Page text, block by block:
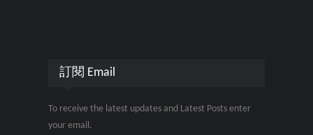
訂閱 Email
To receive the latest updates and Latest Posts enter
your email.